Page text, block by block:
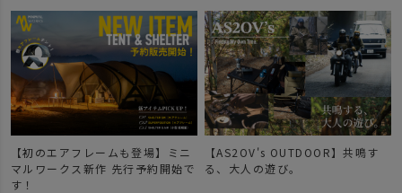
【初のエアフレームも登場】ミニ
マルワークス新作 先行予約開始で
す！
【AS2OV's OUTDOOR】共鳴す
る、大人の遊び。